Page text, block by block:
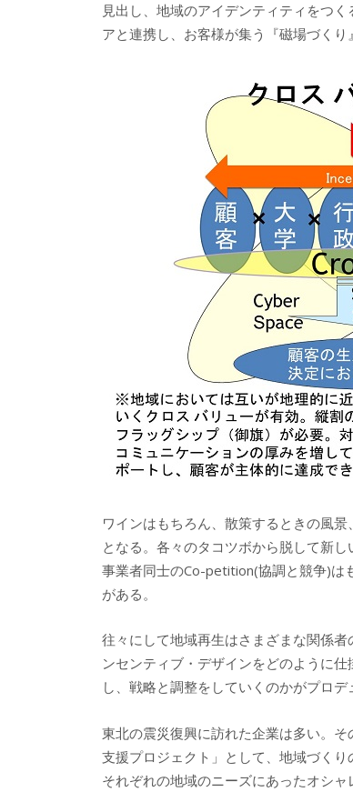
見出し、地域のアイデンティティをつ
アと連携し、お客様が集う『磁場づくり
ワインはもちろん、散策するときの風
となる。各々のタコツボから脱して新
事業者同士のCo-petition(協調と競争)は
がある。
往々にして地域再生はさまざまな関係
ンセンティブ・デザインをどのように
し、戦略と調整をしていくのかがプロデ
東北の震災復興に訪れた企業は多い。
支援プロジェクト」として、地域づく
それぞれの地域のニーズにあったオシ